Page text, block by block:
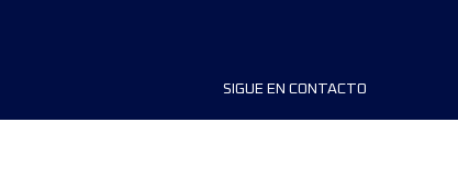
SIGUE EN CONTACTO